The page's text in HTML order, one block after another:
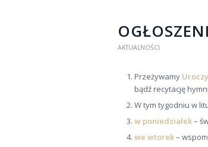
AKTUALNOŚCI
Przeżywamy
bądź recytację
W tym tygodniu w
w poniedziałek–
we wtorek–